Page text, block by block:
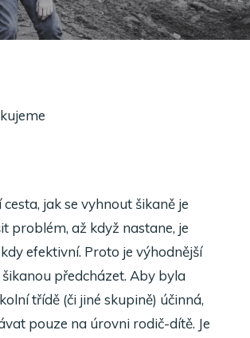
jak se vyhnout šikaně je
problém, až když nastane, je
efektivní. Proto je výhodnější
předcházet. Aby byla
třídě (či jiné skupině) účinná,
pouze na úrovni rodič-dítě. Je